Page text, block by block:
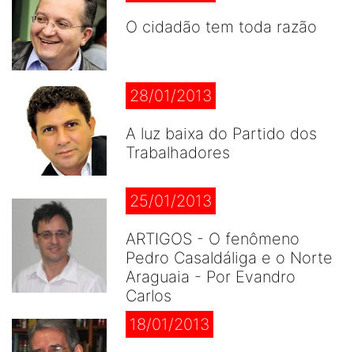
O cidadão tem toda razão
28/01/2013
A luz baixa do Partido dos
Trabalhadores
25/01/2013
ARTIGOS - O fenômeno
Pedro Casaldáliga e o Norte
Araguaia - Por Evandro
Carlos
18/01/2013